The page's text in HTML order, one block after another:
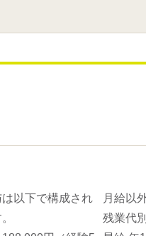
は以下で構成され
月給以
残業代